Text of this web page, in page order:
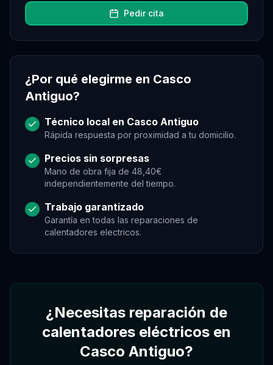
Pedir cita
¿Por qué elegirme en Casco
Antiguo?
Técnico local en Casco Antiguo
Rápida respuesta por proximidad a tu domicilio.
Precios sin sorpresas
Mano de obra fija de 48,40€
independientemente del tiempo.
Trabajo garantizado
Garantía en todas las reparaciones de
calentadores electricos.
¿Necesitas reparación de
calentadores eléctricos en
Casco Antiguo?
Asistente Virtual
Hola, soy el asistente de Gregorio. Puedo
pedir, reagendar o cancelar citas desde este
chat, consultando la agenda real.